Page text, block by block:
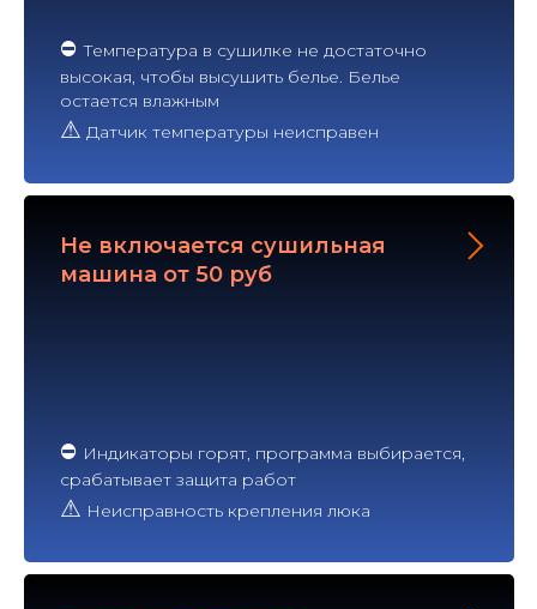
⛔ Температура в сушилке не достаточно
высокая, чтобы высушить белье. Белье
остается влажным
⚠ Датчик температуры неисправен
Не включается сушильная
машина от 50 руб
⛔ Индикаторы горят, программа выбирается,
срабатывает защита работ
⚠ Неисправность крепления люка